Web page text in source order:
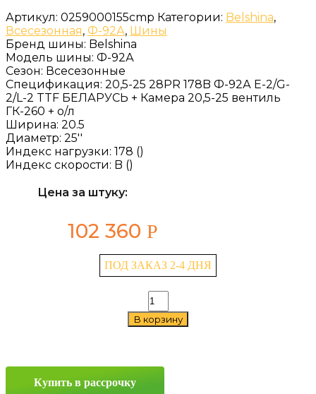
Артикул: 0259000155cmp Категории: Belshina,
Всесезонная, Ф-92А, Шины
Бренд шины: Belshina
Модель шины: Ф-92А
Сезон: Всесезонные
Спецификация: 20,5-25 28PR 178B Ф-92А E-2/G-
2/L-2 TTF БЕЛАРУСЬ + Камера 20,5-25 вентиль
ГК-260 + о/л
Ширина: 20.5
Диаметр: 25''
Индекс нагрузки: 178 ()
Индекс скорости: B ()
Цена за штуку:
102 360 Р
ПОД ЗАКАЗ 2-4 ДНЯ
Количество
товара
Belshina
В корзину
Купить в рассрочку